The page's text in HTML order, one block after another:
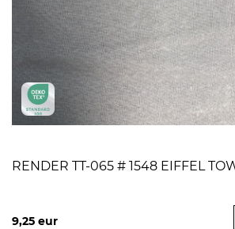
RENDER TT-065 # 1548 EIFFEL
9,25 eur